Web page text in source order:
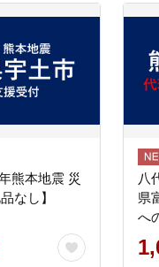
熊本地震 災
なし】
八
県
へ